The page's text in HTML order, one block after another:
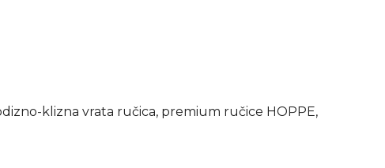
klizna vrata ručica, premium ručice HOPPE,